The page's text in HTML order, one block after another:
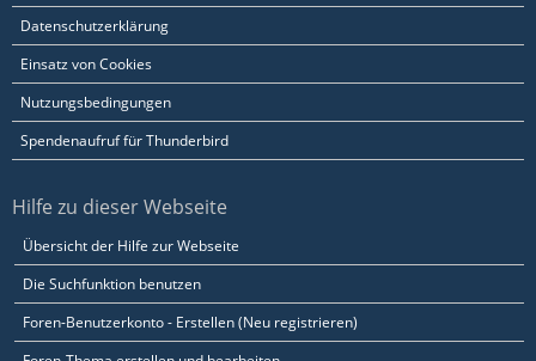
Datenschutzerklärung
Einsatz von Cookies
Nutzungsbedingungen
Spendenaufruf für Thunderbird
Hilfe zu dieser Webseite
Übersicht der Hilfe zur Webseite
Die Suchfunktion benutzen
Foren-Benutzerkonto - Erstellen (Neu registrieren)